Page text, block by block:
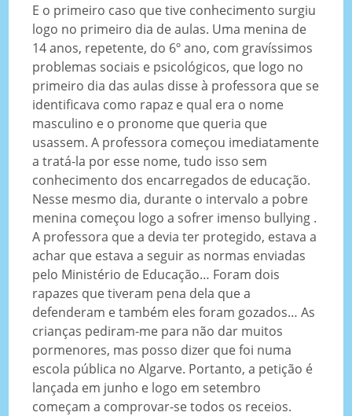
E o primeiro caso que tive conhecimento surgiu
logo no primeiro dia de aulas. Uma menina de
14 anos, repetente, do 6º ano, com gravíssimos
problemas sociais e psicológicos, que logo no
primeiro dia das aulas disse à professora que se
identificava como rapaz e qual era o nome
masculino e o pronome que queria que
usassem. A professora começou imediatamente
a tratá-la por esse nome, tudo isso sem
conhecimento dos encarregados de educação.
Nesse mesmo dia, durante o intervalo a pobre
menina começou logo a sofrer imenso bullying .
A professora que a devia ter protegido, estava a
achar que estava a seguir as normas enviadas
pelo Ministério de Educação… Foram dois
rapazes que tiveram pena dela que a
defenderam e também eles foram gozados… As
crianças pediram-me para não dar muitos
pormenores, mas posso dizer que foi numa
escola pública no Algarve. Portanto, a petição é
lançada em junho e logo em setembro
começam a comprovar-se todos os receios.